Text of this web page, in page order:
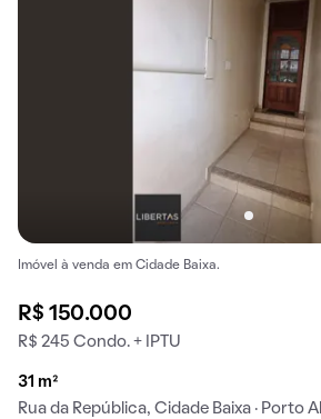
Imóvel à venda em Cidade Baixa.
R$ 150.000
R$ 245 Condo. + IPTU
31 m²
Rua da República, Cidade Baixa · Porto